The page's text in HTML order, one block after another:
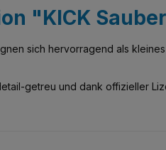
"KICK
sich hervorragend als
getreu und dank offizieller